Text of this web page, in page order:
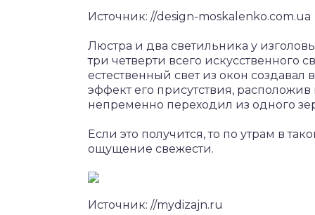
Источник: //design-moskalenko.com.ua
Люстра и два светильника у
три четверти всего искусственного
естественный свет из окон
эффект его присутствия, расположив
непременно переходил из одного
Если это получится, то по утрам в
ощущение свежести.
Источник: //mydizajn.ru